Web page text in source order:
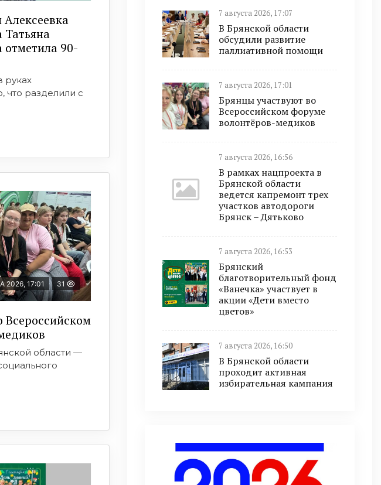
Татьяна
90-
руках
что разделили с
2026, 17:01 31
Всероссийском
области —
7 августа 2026, 17:07
В Брянской области
обсудили развитие
паллиативной помощи
7 августа 2026, 17:01
Брянцы участвуют во
Всероссийском форуме
волонтёров-медиков
7 августа 2026, 16:56
В рамках нацпроекта в
Брянской области
ведется капремонт трех
участков автодороги
Брянск – Дятьково
7 августа 2026, 16:53
Брянский
благотворительный фонд
«Ванечка» участвует в
акции «Дети вместо
цветов»
7 августа 2026, 16:50
В Брянской области
проходит активная
избирательная кампания